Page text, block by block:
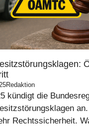
Redaktion
kündigt die
Rechtssicherheit.